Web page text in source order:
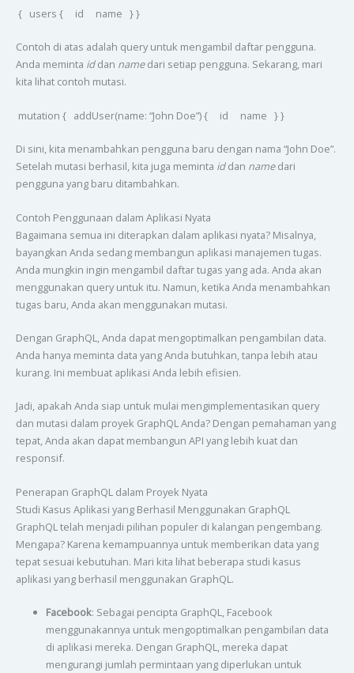
{ users { id name } }
Contoh di atas adalah query untuk mengambil daftar pengguna.
Anda meminta iddan namedari setiap pengguna. Sekarang, mari
kita lihat contoh mutasi.
mutation { addUser(name: “John Doe”) { id name } }
Di sini, kita menambahkan pengguna baru dengan nama “John Doe”.
Setelah mutasi berhasil, kita juga meminta iddan namedari
pengguna yang baru ditambahkan.
Contoh Penggunaan dalam Aplikasi Nyata
Bagaimana semua ini diterapkan dalam aplikasi nyata? Misalnya,
bayangkan Anda sedang membangun aplikasi manajemen tugas.
Anda mungkin ingin mengambil daftar tugas yang ada. Anda akan
menggunakan query untuk itu. Namun, ketika Anda menambahkan
tugas baru, Anda akan menggunakan mutasi.
Dengan GraphQL, Anda dapat mengoptimalkan pengambilan data.
Anda hanya meminta data yang Anda butuhkan, tanpa lebih atau
kurang. Ini membuat aplikasi Anda lebih efisien.
Jadi, apakah Anda siap untuk mulai mengimplementasikan query
dan mutasi dalam proyek GraphQL Anda? Dengan pemahaman yang
tepat, Anda akan dapat membangun API yang lebih kuat dan
responsif.
Penerapan GraphQL dalam Proyek Nyata
Studi Kasus Aplikasi yang Berhasil Menggunakan GraphQL
GraphQL telah menjadi pilihan populer di kalangan pengembang.
Mengapa? Karena kemampuannya untuk memberikan data yang
tepat sesuai kebutuhan. Mari kita lihat beberapa studi kasus
aplikasi yang berhasil menggunakan GraphQL.
Facebook: Sebagai pencipta GraphQL, Facebook
menggunakannya untuk mengoptimalkan pengambilan data
di aplikasi mereka. Dengan GraphQL, mereka dapat
mengurangi jumlah permintaan yang diperlukan untuk